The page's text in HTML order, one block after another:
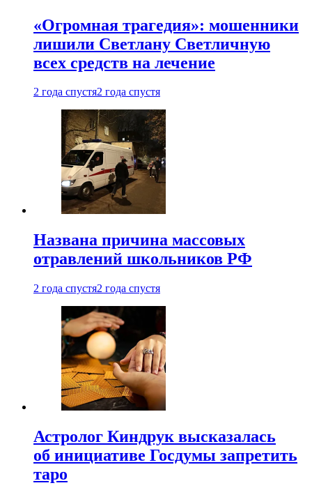
«Огромная трагедия»: мошенники
лишили Светлану Светличную
всех средств на лечение
2 года спустя2 года спустя
Названа причина массовых
отравлений школьников РФ
2 года спустя2 года спустя
Астролог Киндрук высказалась
об инициативе Госдумы запретить
таро